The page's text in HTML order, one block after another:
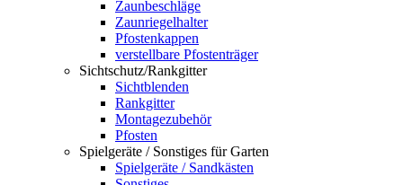
Zaunbeschläge
Zaunriegelhalter
Pfostenkappen
verstellbare Pfostenträger
Sichtschutz/Rankgitter
Sichtblenden
Rankgitter
Montagezubehör
Pfosten
Spielgeräte / Sonstiges für Garten
Spielgeräte / Sandkästen